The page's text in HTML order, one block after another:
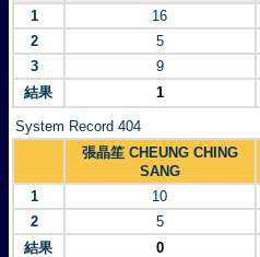
1
16
2
5
3
9
結果
1
System Record 404
張晶笙 CHEUNG CHING
SANG
1
10
2
5
結果
0